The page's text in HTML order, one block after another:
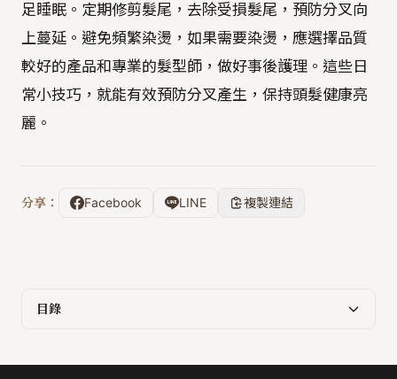
足睡眠。定期修剪髮尾，去除受損髮尾，預防分叉向
上蔓延。避免頻繁染燙，如果需要染燙，應選擇品質
較好的產品和專業的髮型師，做好事後護理。這些日
常小技巧，就能有效預防分叉產生，保持頭髮健康亮
麗。
分享： Facebook LINE 複製連結
目錄